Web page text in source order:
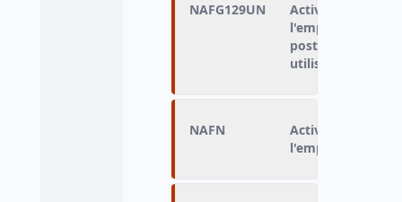
NAFG129UN
Activité
l'emploi principal
postes).
utilisateur
NAFN
Activité
l'emploi principal